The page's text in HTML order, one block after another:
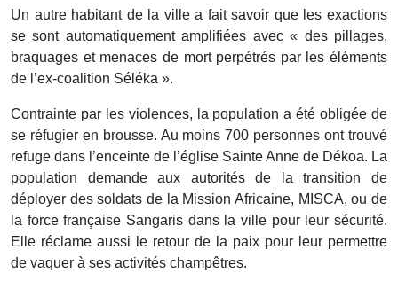
Un autre habitant de la ville a fait savoir que les exactions
se sont automatiquement amplifiées avec « des pillages,
braquages et menaces de mort perpétrés par les éléments
de l’ex-coalition Séléka ».
Contrainte par les violences, la population a été obligée de
se réfugier en brousse. Au moins 700 personnes ont trouvé
refuge dans l’enceinte de l’église Sainte Anne de Dékoa. La
population demande aux autorités de la transition de
déployer des soldats de la Mission Africaine, MISCA, ou de
la force française Sangaris dans la ville pour leur sécurité.
Elle réclame aussi le retour de la paix pour leur permettre
de vaquer à ses activités champêtres.